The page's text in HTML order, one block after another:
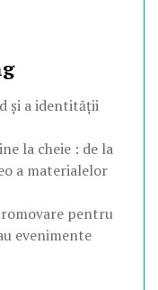
și a identității
la cheie : de la
a materialelor
pentru
evenimente